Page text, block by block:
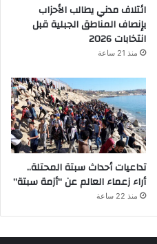
ائتلاف مدني يطالب الأحزاب
بإنصاف المناطق الجبلية قبل
انتخابات 2026
منذ 21 ساعة
تداعيات أحداث سبتة المحتلة..
أراء زعماء العالم عن “أزمة سبتة”
منذ 22 ساعة